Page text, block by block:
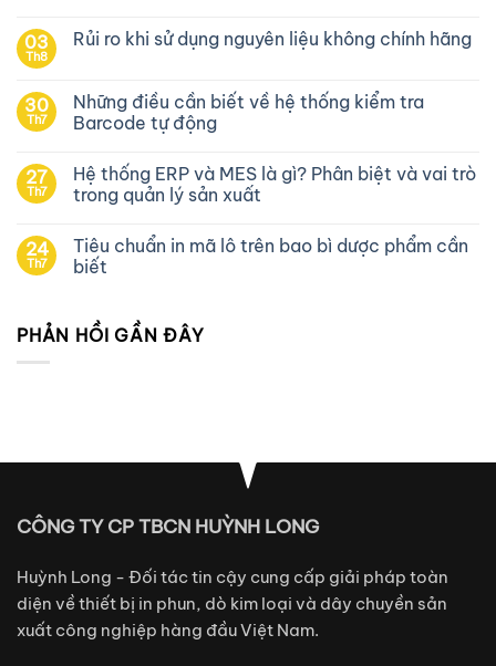
03
Th8
Rủi ro khi sử dụng nguyên liệu không chính hãng
30
Th7
Những điều cần biết về hệ thống kiểm tra
Barcode tự động
27
Th7
Hệ thống ERP và MES là gì? Phân biệt và vai trò
trong quản lý sản xuất
24
Th7
Tiêu chuẩn in mã lô trên bao bì dược phẩm cần
biết
PHẢN HỒI GẦN ĐÂY
CÔNG TY CP TBCN HUỲNH LONG
Huỳnh Long - Đối tác tin cậy cung cấp giải pháp toàn
diện về thiết bị in phun, dò kim loại và dây chuyền sản
xuất công nghiệp hàng đầu Việt Nam.